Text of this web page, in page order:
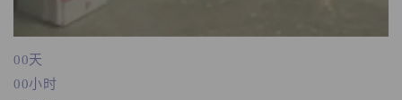
00天
00小时